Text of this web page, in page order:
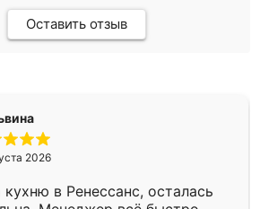
Оставить отзыв
2026
кухню в Ренессанс, осталась